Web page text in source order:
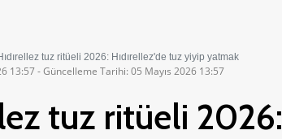
tuz ritüeli 2026: Hıdırellez'de tuz yiyip yatmak
13:57 - Güncelleme Tarihi: 05 Mayıs 2026 13:57
tuz ritüeli 2026: